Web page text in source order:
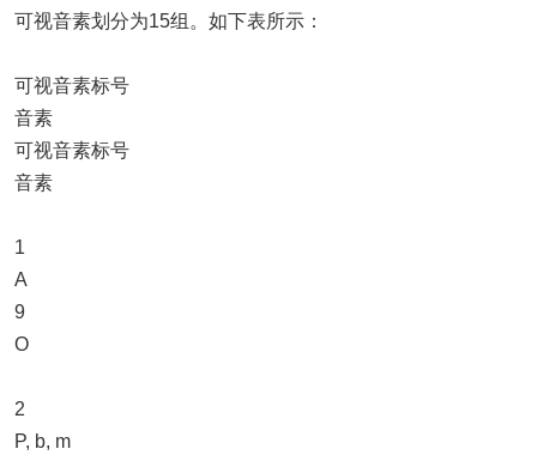
可视音素划分为15组。如下表所示：
可视音素标号
音素
可视音素标号
音素
1
A
9
O
2
P, b, m